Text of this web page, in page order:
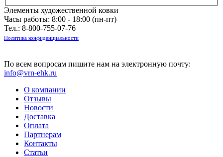
Элементы художественной ковки
Часы работы: 8:00 - 18:00 (пн-пт)
Тел.: 8-800-755-07-76
Политика конфиденциальности
По всем вопросам пишите нам на электронную почту:
info@vrn-ehk.ru
О компании
Отзывы
Новости
Доставка
Оплата
Партнерам
Контакты
Статьи